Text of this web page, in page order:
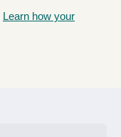
Learn how your